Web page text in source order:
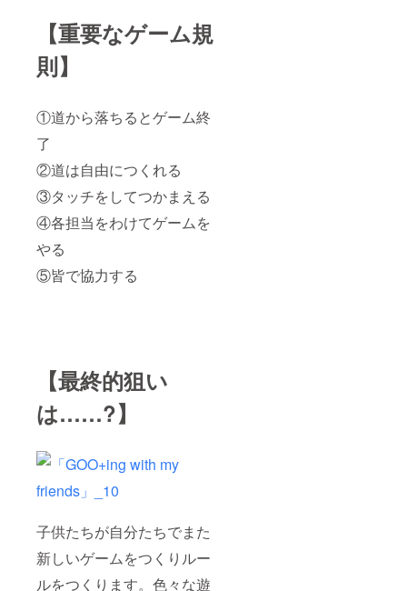
【重要なゲーム規
則】
①道から落ちるとゲーム終
了
②道は自由につくれる
③タッチをしてつかまえる
④各担当をわけてゲームを
やる
⑤皆で協力する
【最終的狙い
は……?】
子供たちが自分たちでまた
新しいゲームをつくりルー
ルをつくります。色々な遊